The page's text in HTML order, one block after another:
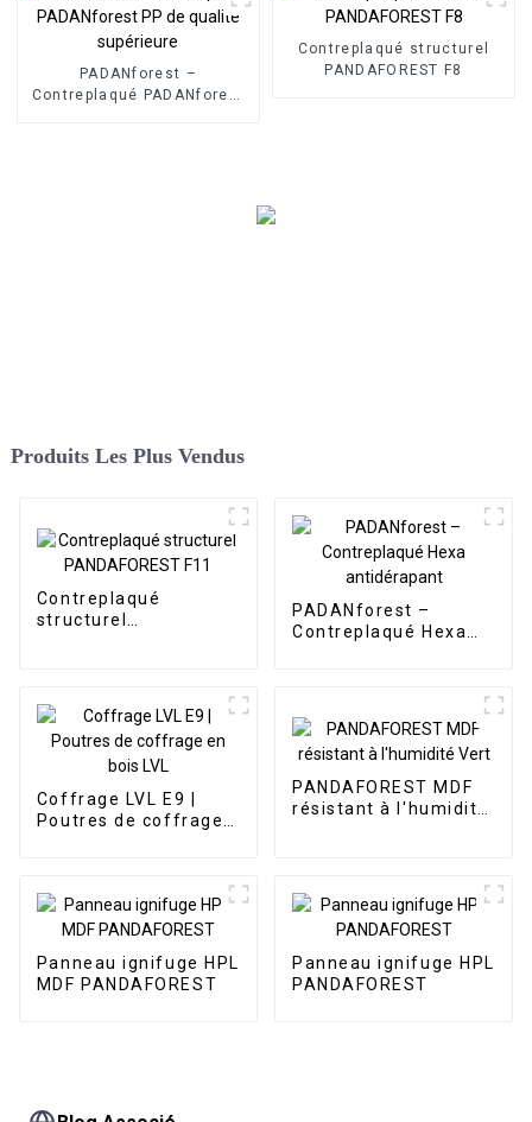
PADANforest –
Contreplaqué PADANforest
Contreplaqué structurel
PANDAFOREST F8
Produits Les Plus Vendus
Contreplaqué
structurel
PADANforest –
Contreplaqué Hexa
Coffrage LVL E9 |
Poutres de coffrage
PANDAFOREST MDF
résistant à l'humidité
Panneau ignifuge HPL
MDF PANDAFOREST
Panneau ignifuge HPL
PANDAFOREST